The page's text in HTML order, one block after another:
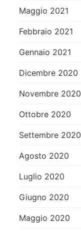
Maggio 2021
Febbraio 2021
Gennaio 2021
Dicembre 2020
Novembre 2020
Ottobre 2020
Settembre 2020
Agosto 2020
Luglio 2020
Giugno 2020
Maggio 2020